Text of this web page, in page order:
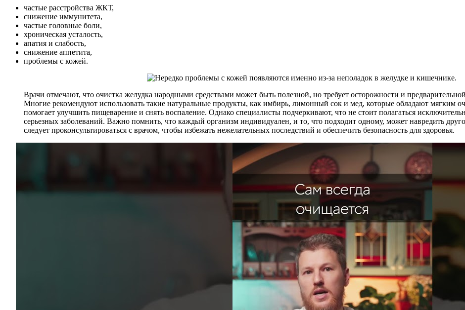
частые расстройства ЖКТ,
снижение иммунитета,
частые головные боли,
хроническая усталость,
апатия и слабость,
снижение аппетита,
проблемы с кожей.
Врачи отмечают, что очистка желудка народными средствами может быть полезной, но требует осторожности и
Многие рекомендуют использовать такие натуральные продукты, как имбирь, лимонный сок и мед, которые обладают
помогает улучшить пищеварение и снять воспаление. Однако специалисты подчеркивают, что не стоит полагаться
серьезных заболеваний. Важно помнить, что каждый организм индивидуален, и то, что подходит одному, может навредить
следует проконсультироваться с врачом, чтобы избежать нежелательных последствий и обеспечить безопасность для здоровья.